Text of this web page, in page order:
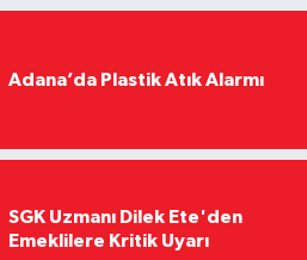
Adana’da Plastik Atık Alarmı
SGK Uzmanı Dilek Ete'den
Emeklilere Kritik Uyarı